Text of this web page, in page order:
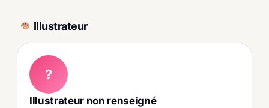
Illustrateur
?
Illustrateur non renseigné